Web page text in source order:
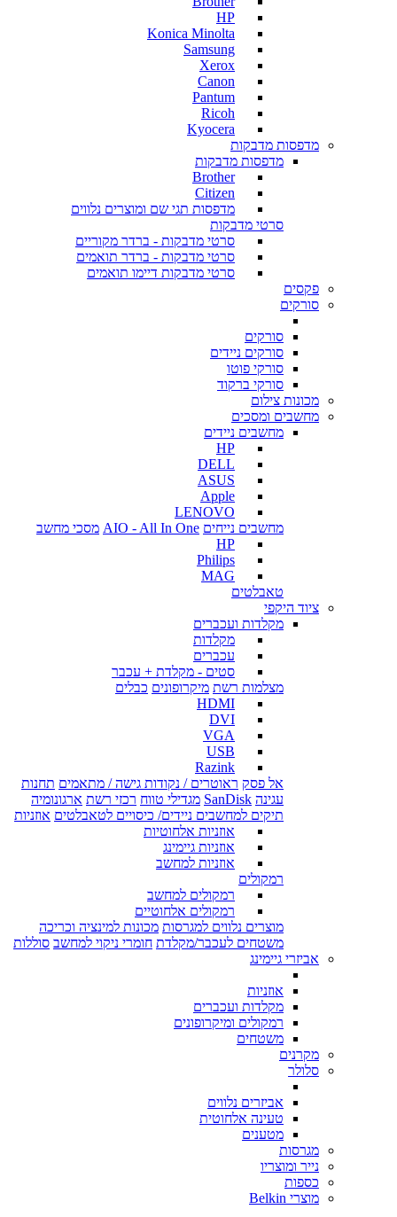
HP
Konica Minolta
Samsung
Xerox
Canon
Pantum
Ricoh
Kyocera
מדפסות מדבקות
מדפסות מדבקות
Brother
Citizen
מדפסות תגי שם ומוצרים נלווים
סרטי מדבקות
סרטי מדבקות - ברדר מקוריים
סרטי מדבקות - ברדר תואמים
סרטי מדבקות דיימו תואמים
פקסים
סורקים
סורקים
סורקים ניידים
סורקי פוטו
סורקי ברקוד
מכונות צילום
מחשבים ומסכים
מחשבים ניידים
HP
DELL
ASUS
Apple
LENOVO
מחשבים נייחים AIO - All In One מסכי מחשב
HP
Philips
MAG
טאבלטים
ציוד היקפי
מקלדות ועכברים
מקלדות
עכברים
סטים - מקלדת + עכבר
מצלמות רשת מיקרופונים כבלים
HDMI
DVI
VGA
USB
Razink
אל פסק ראוטרים / נקודות גישה / מתאמים תחנות
עגינה SanDisk מגדילי טווח רכזי רשת ארגונומיה
תיקים למחשבים ניידים/ כיסויים לטאבלטים אוזניות
אוזניות אלחוטיות
אוזניות גיימינג
אוזניות למחשב
רמקולים
רמקולים למחשב
רמקולים אלחוטיים
מוצרים נלווים למגרסות מכונות למינציה וכריכה
משטחים לעכבר/מקלדת חומרי ניקוי למחשב סוללות
אביזרי גיימינג
אוזניות
מקלדות ועכברים
רמקולים ומיקרופונים
משטחים
מקרנים
סלולר
אביזרים נלווים
טעינה אלחוטית
מטענים
מגרסות
נייר ומוצריו
כספות
מוצרי Belkin